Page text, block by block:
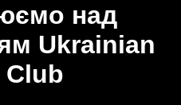
над
Ukrainian
Club